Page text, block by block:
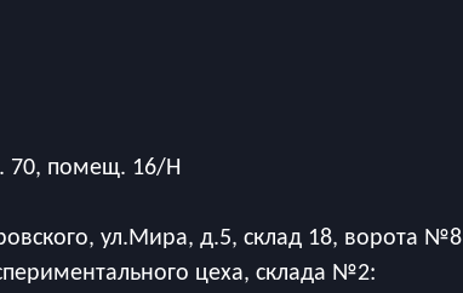
70, помещ. 16/Н
ул.Мира, д.5, склад 18, ворота №8
цеха, склада №2: